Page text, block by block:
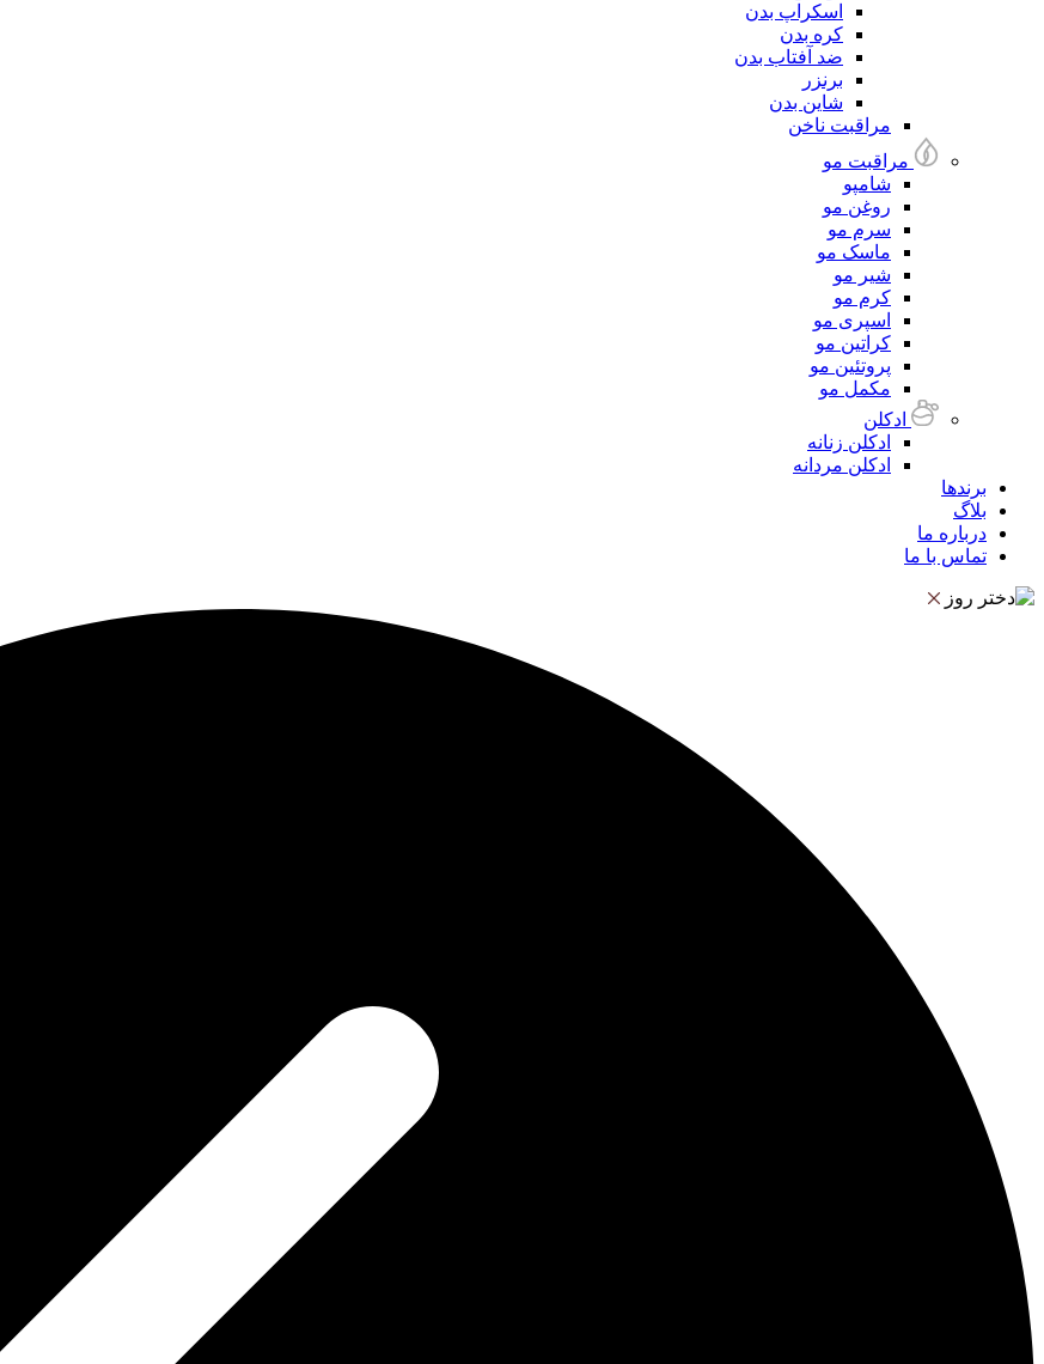
اسکراپ بدن
کره بدن
ضد آفتاب بدن
برنزر
شاین بدن
مراقبت ناخن
مراقبت مو
شامپو
روغن مو
سرم مو
ماسک مو
شیر مو
کرم مو
اسپری مو
کراتین مو
پروتئین مو
مکمل مو
ادکلن
ادکلن زنانه
ادکلن مردانه
برندها
بلاگ
درباره ما
تماس با ما